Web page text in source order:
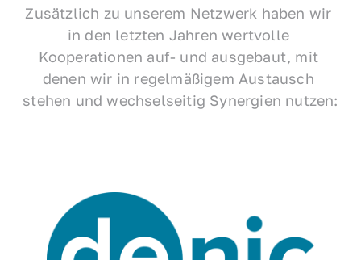
Zusätzlich zu unserem Netzwerk haben wir
in den letzten Jahren wertvolle
Kooperationen auf- und ausgebaut, mit
denen wir in regelmäßigem Austausch
stehen und wechselseitig Synergien nutzen: